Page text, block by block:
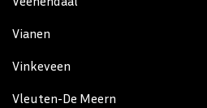
Vianen
Vinkeveen
Vleuten-De Meern